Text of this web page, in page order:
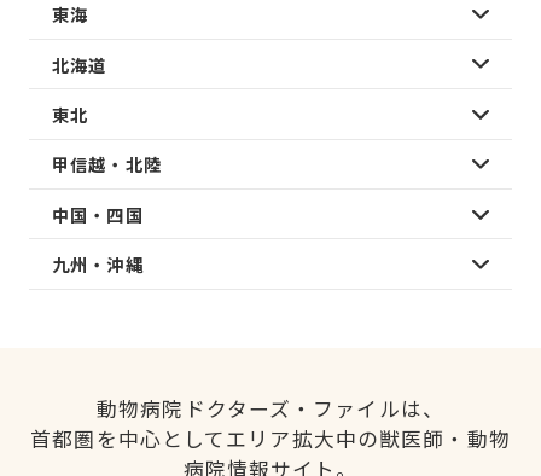
東海
北海道
東北
甲信越・北陸
中国・四国
九州・沖縄
動物病院ドクターズ・ファイルは、
首都圏を中心としてエリア拡大中の獣医師・動物
病院情報サイト。